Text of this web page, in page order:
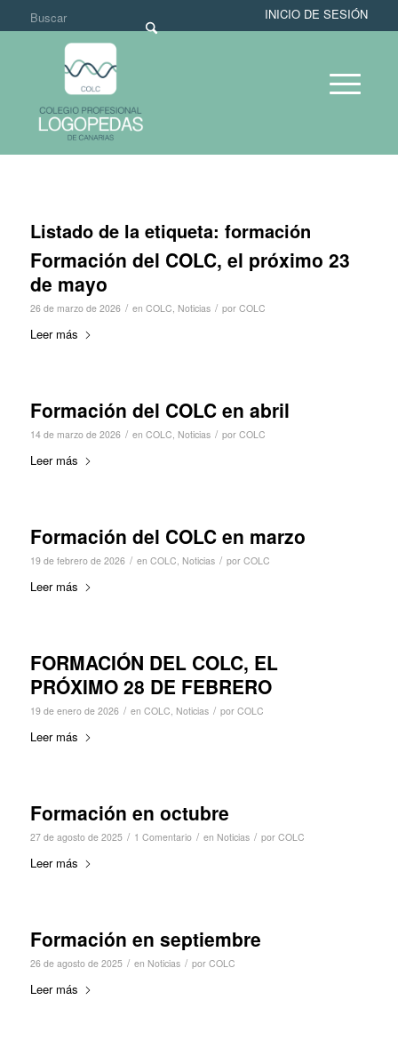
INICIO DE SESIÓN
Listado de la etiqueta: formación
Formación del COLC, el próximo 23
de mayo
26 de marzo de 2026 / en COLC, Noticias / por COLC
Leer más
Formación del COLC en abril
14 de marzo de 2026 / en COLC, Noticias / por COLC
Leer más
Formación del COLC en marzo
19 de febrero de 2026 / en COLC, Noticias / por COLC
Leer más
FORMACIÓN DEL COLC, EL
PRÓXIMO 28 DE FEBRERO
19 de enero de 2026 / en COLC, Noticias / por COLC
Leer más
Formación en octubre
27 de agosto de 2025 / 1 Comentario / en Noticias / por COLC
Leer más
Formación en septiembre
26 de agosto de 2025 / en Noticias / por COLC
Leer más